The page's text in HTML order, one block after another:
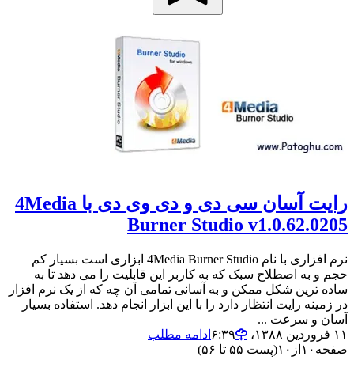
رایت آسان سی دی و دی وی دی با 4Media
Burner Studio v1.0.62.0205
نرم افزاری با نام 4Media Burner Studio ابزاری است بسیار کم
حجم و به اصطلاح سبک که به کاربر این قابلیت را می دهد تا به
ساده ترین شکل ممکن و به آسانی تمامی آن چه که از یک نرم افزار
در زمینه رایت انتظار دارد را با این ابزار انجام دهد. استفاده بسیار
آسان و سرعت ...
۱۱ فروردین ۱۳۸۸،‏ ۶:۳۹
ادامه مطلب
صفحه ۱۰ از ۱۰(پست ۵۵ تا ۵۶)